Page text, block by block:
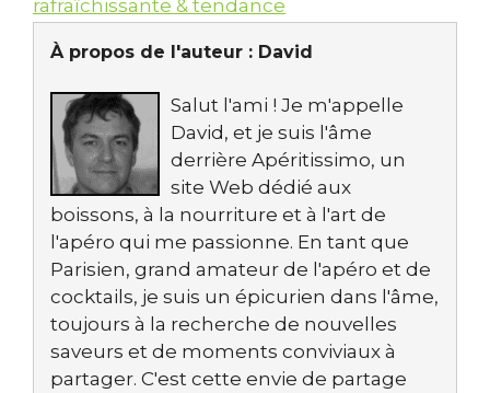
rafraîchissante & tendance
À propos de l'auteur : David
Salut l'ami ! Je m'appelle
David, et je suis l'âme
derrière Apéritissimo, un
site Web dédié aux
boissons, à la nourriture et à l'art de
l'apéro qui me passionne. En tant que
Parisien, grand amateur de l'apéro et de
cocktails, je suis un épicurien dans l'âme,
toujours à la recherche de nouvelles
saveurs et de moments conviviaux à
partager. C'est cette envie de partage